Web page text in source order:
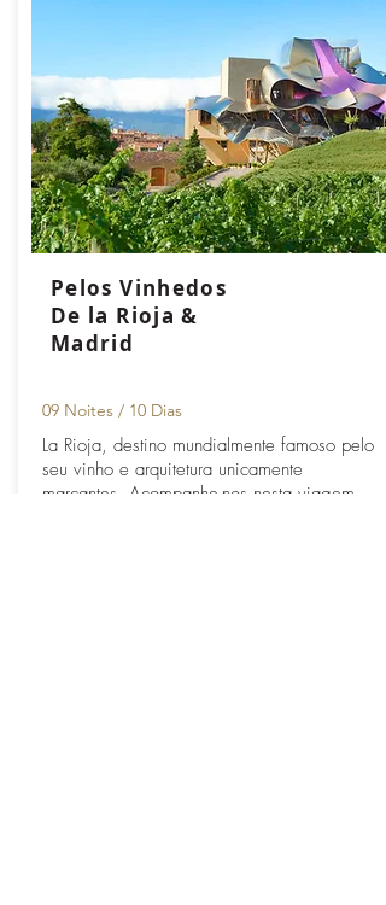
Pelos Vinhedos
De la Rioja &
Madrid
09 Noites / 10 Dias
La Rioja, destino mundialmente famoso pelo
seu vinho e arquitetura unicamente
marcantes. Acompanhe-nos nesta viagem